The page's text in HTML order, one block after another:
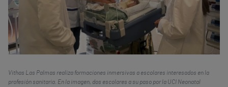
Vithas Las Palmas realiza formaciones inmersivas a escolares interesados en la
profesión sanitaria. En la imagen, dos escolares a su paso por la UCI Neonatal